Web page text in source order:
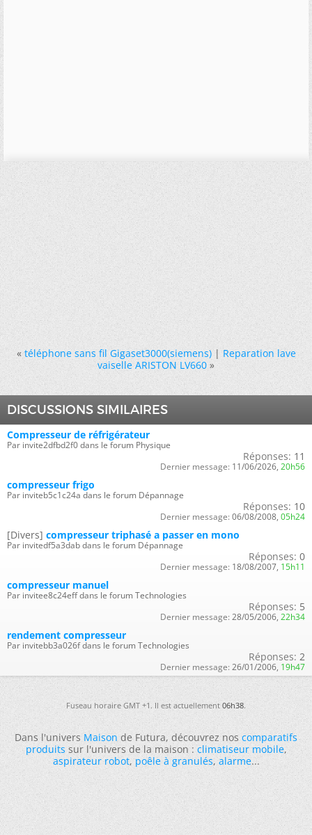
« téléphone sans fil Gigaset3000(siemens)|Reparation lave
vaiselle ARISTON LV660 »
DISCUSSIONS SIMILAIRES
Compresseur de réfrigérateur
Par invite2dfbd2f0 dans le forum Physique
Réponses: 11
Dernier message: 11/06/2026, 20h56
compresseur frigo
Par inviteb5c1c24a dans le forum Dépannage
Réponses: 10
Dernier message: 06/08/2008, 05h24
[Divers] compresseur triphasé a passer en mono
Par invitedf5a3dab dans le forum Dépannage
Réponses: 0
Dernier message: 18/08/2007, 15h11
compresseur manuel
Par invitee8c24eff dans le forum Technologies
Réponses: 5
Dernier message: 28/05/2006, 22h34
rendement compresseur
Par invitebb3a026f dans le forum Technologies
Réponses: 2
Dernier message: 26/01/2006, 19h47
Fuseau horaire GMT +1. Il est actuellement06h38.
Dans l'universMaisonde Futura, découvrez noscomparatifs
produitssur l'univers de la maison :climatiseur mobile,
aspirateur robot,poêle à granulés,alarme...